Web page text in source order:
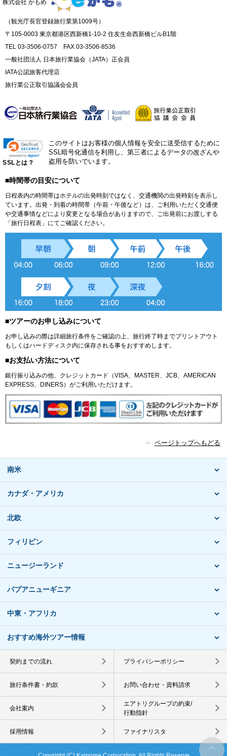
株式会社 かもめ
（観光庁長官登録旅行業第1009号）
〒105-0003 東京都港区西新橋1-10-2 住友生命西新橋ビルB1階
TEL 03-3506-0757 FAX 03-3506-8536
一般社団法人 日本旅行業協会（JATA）正会員
IATA公認旅客代理店
旅行業公正取引協議会会員
SSLとは？
このサイトはお客様の個人情報を安全に送受信するために
SSL暗号化通信を利用し、第三者によるデータの改ざんや
盗用を防いでいます。
■時間帯の目安について
日程表内の時間帯はホテルの出発時刻ではなく、交通機関の出発時刻を表示し
ています。出発・到着の時間帯（午前・午後など）は、ご利用いただく交通便
や交通事情などにより変更となる場合がありますので、ご出発前にお渡しする
「旅行日程表」にてご確認ください。
■ツアーのお申し込みについて
お申し込みの際は詳細旅行条件をご確認の上、旅行終了時までプリントアウト
もしくはハードディスク内に保存される事をおすすめします。
■お支払い方法について
銀行振り込みの他、クレジットカード（VISA、MASTER、JCB、AMERICAN
EXPRESS、DINERS）がご利用いただけます。
ページトップへもどる
南米
カナダ・アメリカ
北欧
フィリピン
ニュージーランド
パプアニューギニア
中東・アフリカ
おすすめ海外ツアー情報
契約までの流れ プライバシーポリシー
旅行条件書・約款 お問い合わせ・資料請求
会社案内
エアトリグループの約束/
行動指針
採用情報 ファイナリスタ